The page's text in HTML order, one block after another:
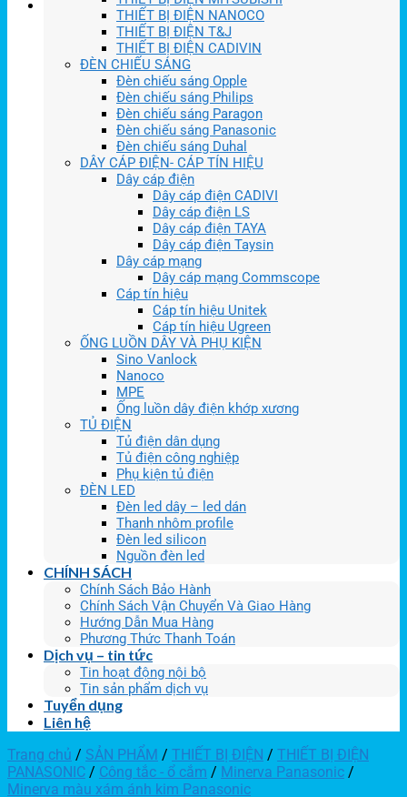
THIẾT BỊ ĐIỆN NANOCO
THIẾT BỊ ĐIỆN T&J
THIẾT BỊ ĐIỆN CADIVIN
ĐÈN CHIẾU SÁNG
Đèn chiếu sáng Opple
Đèn chiếu sáng Philips
Đèn chiếu sáng Paragon
Đèn chiếu sáng Panasonic
Đèn chiếu sáng Duhal
DÂY CÁP ĐIỆN- CÁP TÍN HIỆU
Dây cáp điện
Dây cáp điện CADIVI
Dây cáp điện LS
Dây cáp điện TAYA
Dây cáp điện Taysin
Dây cáp mạng
Dây cáp mạng Commscope
Cáp tín hiệu
Cáp tín hiệu Unitek
Cáp tín hiệu Ugreen
ỐNG LUỒN DÂY VÀ PHỤ KIỆN
Sino Vanlock
Nanoco
MPE
Ống luồn dây điện khớp xương
TỦ ĐIỆN
Tủ điện dân dụng
Tủ điện công nghiệp
Phụ kiện tủ điện
ĐÈN LED
Đèn led dây – led dán
Thanh nhôm profile
Đèn led silicon
Nguồn đèn led
CHÍNH SÁCH
Chính Sách Bảo Hành
Chính Sách Vận Chuyển Và Giao Hàng
Hướng Dẫn Mua Hàng
Phương Thức Thanh Toán
Dịch vụ – tin tức
Tin hoạt động nội bộ
Tin sản phẩm dịch vụ
Tuyển dụng
Liên hệ
Trang chủ / SẢN PHẨM / THIẾT BỊ ĐIỆN / THIẾT BỊ ĐIỆN
PANASONIC / Công tắc - ổ cắm / Minerva Panasonic /
Minerva màu xám ánh kim Panasonic